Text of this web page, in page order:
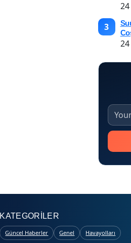
3
KATEGORILER
Güncel Haberler Genel Havayolları